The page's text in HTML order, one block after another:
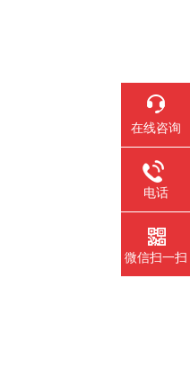
在线咨询
电话
微信扫一扫